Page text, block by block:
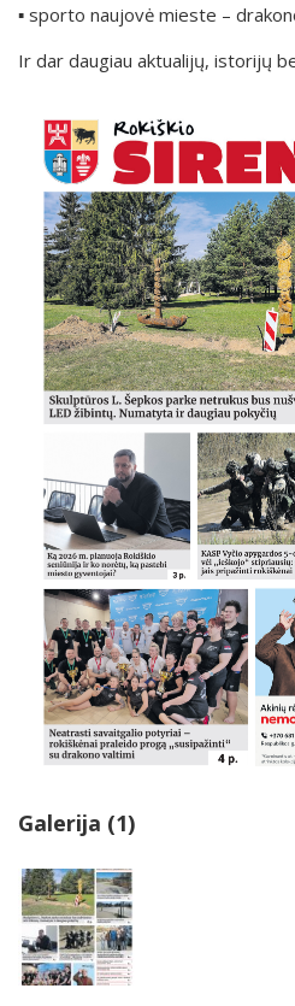
▪️ sporto naujovė mieste –
Ir dar daugiau aktualijų, istorijų
Galerija (1)